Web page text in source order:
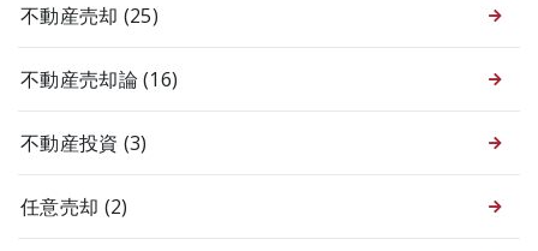
不動産売却 (25)
不動産売却論(16)
不動産投資 (3)
任意売却 (2)